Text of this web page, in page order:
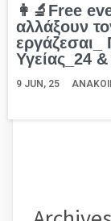
👩‍🔬Free
αλλάξουν
εργάζεσαι_
Υγείας_24
9 JUN, 25